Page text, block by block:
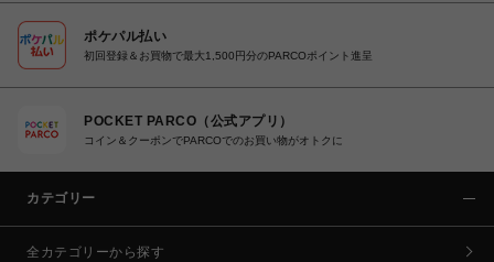
ポケパル払い
初回登録＆お買物で最大1,500円分のPARCOポイント進呈
POCKET PARCO（公式アプリ）
コイン＆クーポンでPARCOでのお買い物がオトクに
カテゴリー
全カテゴリーから探す